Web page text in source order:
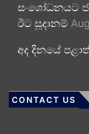
සංශෝධනයට
ඊට සූදානම්
අද දිනයේ
CONTACT US